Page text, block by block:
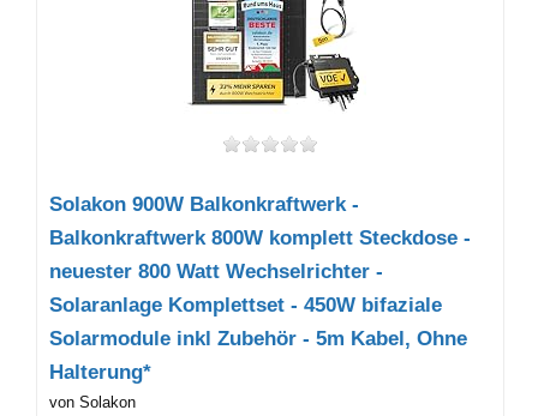
Solakon 900W Balkonkraftwerk -
Balkonkraftwerk 800W komplett Steckdose -
neuester 800 Watt Wechselrichter -
Solaranlage Komplettset - 450W bifaziale
Solarmodule inkl Zubehör - 5m Kabel, Ohne
Halterung*
von Solakon